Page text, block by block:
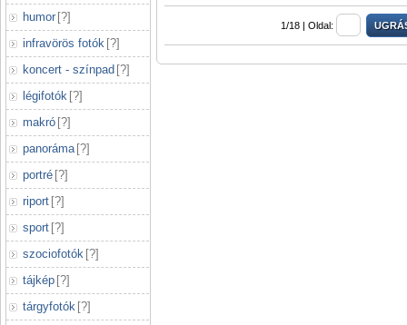
humor [?]
infravörös fotók [?]
koncert - színpad [?]
légifotók [?]
makró [?]
panoráma [?]
portré [?]
riport [?]
sport [?]
szociofotók [?]
tájkép [?]
tárgyfotók [?]
1/18 | Oldal: